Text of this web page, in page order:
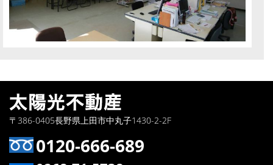
〒386-0405長野県上田市中丸子1430-2-2F
0120-666-689